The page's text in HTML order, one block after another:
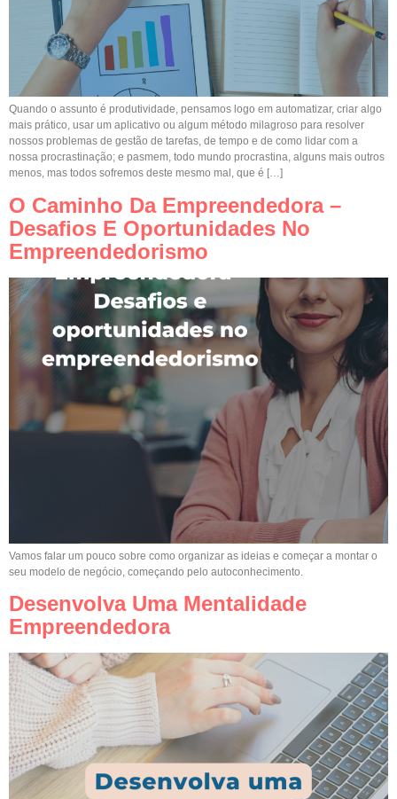
Quando o assunto é produtividade, pensamos logo em automatizar, criar algo
mais prático, usar um aplicativo ou algum método milagroso para resolver
nossos problemas de gestão de tarefas, de tempo e de como lidar com a
nossa procrastinação; e pasmem, todo mundo procrastina, alguns mais outros
menos, mas todos sofremos deste mesmo mal, que é […]
O Caminho Da Empreendedora –
Desafios E Oportunidades No
Empreendedorismo
Vamos falar um pouco sobre como organizar as ideias e começar a montar o
seu modelo de negócio, começando pelo autoconhecimento.
Desenvolva Uma Mentalidade
Empreendedora